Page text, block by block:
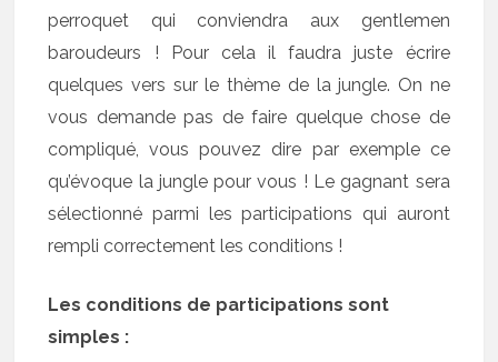
perroquet qui conviendra aux gentlemen
baroudeurs ! Pour cela il faudra juste écrire
quelques vers sur le thème de la jungle. On ne
vous demande pas de faire quelque chose de
compliqué, vous pouvez dire par exemple ce
qu’évoque la jungle pour vous ! Le gagnant sera
sélectionné parmi les participations qui auront
rempli correctement les conditions !
Les conditions de participations sont
simples :